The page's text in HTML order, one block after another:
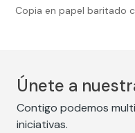
Copia en papel baritado
Únete a
Contigo podemos
iniciativas.